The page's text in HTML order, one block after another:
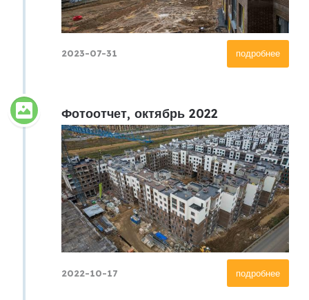
подробнее
2023-07-31
Фотоотчет, октябрь 2022
подробнее
2022-10-17